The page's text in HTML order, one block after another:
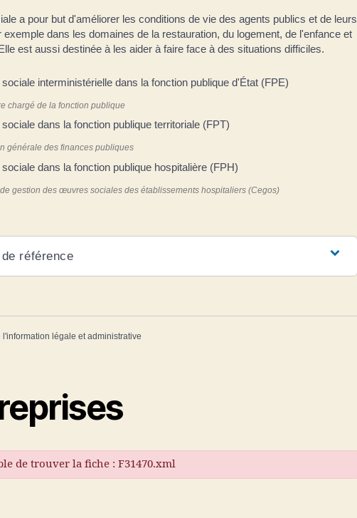
a pour but d'améliorer les conditions de vie des agents publics et de leurs
exemple dans les domaines de la restauration, du logement, de l'enfance et
est aussi destinée à les aider à faire face à des situations difficiles.
interministérielle dans la fonction publique d'État (FPE)
chargé de la fonction publique
dans la fonction publique territoriale (FPT)
générale des finances publiques
dans la fonction publique hospitalière (FPH)
gestion des œuvres sociales des établissements hospitaliers (Cegos)
référence
l'information légale et administrative
de trouver la fiche : F31470.xml